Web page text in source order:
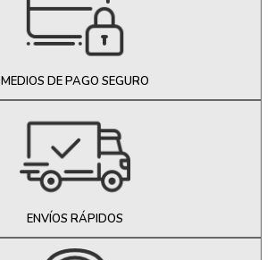
MEDIOS DE PAGO SEGURO
ENVÍOS RÁPIDOS